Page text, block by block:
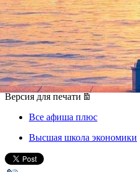
Буллинг,
большевизм
мартовских
30 марта 2019, суббота,15.00
Версия для печати
Все афиша плюс
Высшая школа экономики